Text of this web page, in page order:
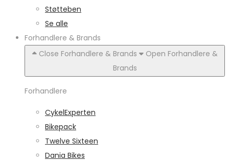
Støtteben
Se alle
Forhandlere & Brands
Close Forhandlere & Brands
Open Forhandlere &
Brands
Forhandlere
CykelExperten
Bikepack
Twelve Sixteen
Dania Bikes